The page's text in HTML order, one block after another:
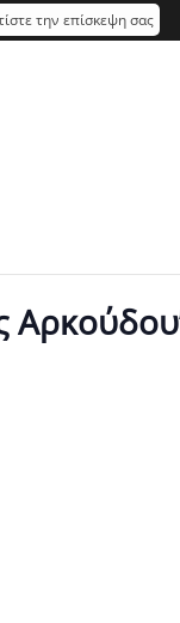
την επίσκεψη σας